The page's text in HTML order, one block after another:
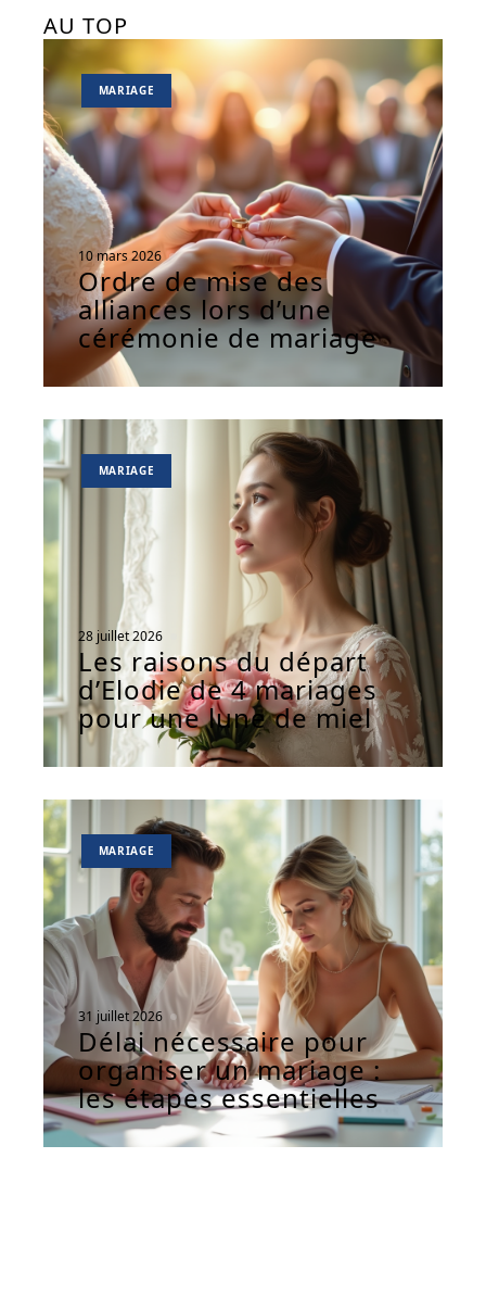
AU TOP
MARIAGE
10 mars 2026
Ordre de mise des
alliances lors d’une
cérémonie de mariage
MARIAGE
28 juillet 2026
Les raisons du départ
d’Elodie de 4 mariages
pour une lune de miel
MARIAGE
31 juillet 2026
Délai nécessaire pour
organiser un mariage :
les étapes essentielles